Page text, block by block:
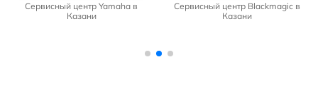
Сервисный центр Yamaha в
Казани
Сервисный центр Blackmagic в
Казани